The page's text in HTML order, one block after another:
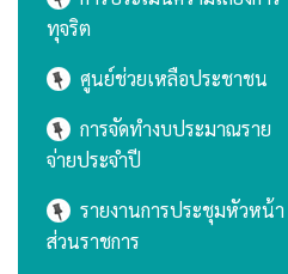
ทุจริต
ศูนย์ช่วยเหลือประชาชน
การจัดทำงบประมาณราย
จ่ายประจำปี
รายงานการประชุมหัวหน้า
ส่วนราชการ